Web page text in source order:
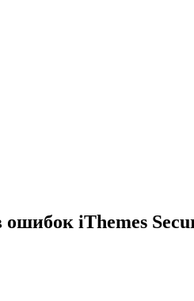
ошибок iThemes